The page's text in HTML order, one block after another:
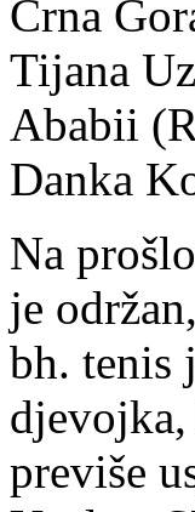
Crna
Tijana
Ababii
Danka
Na
je
bh. tenis
previše